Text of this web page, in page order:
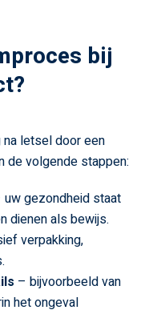
bij
na letsel door een
de volgende stappen:
gezondheid staat
dienen als bewijs.
verpakking,
– bijvoorbeeld van
het ongeval